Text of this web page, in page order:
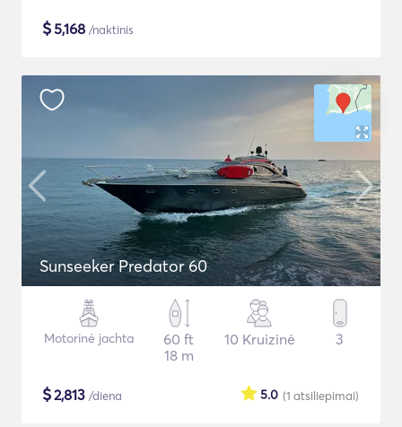
$5,168 /naktinis
Sunseeker Predator 60
Motorinė jachta
60 ft
18 m
10 Kruizinė 3
$2,813 /diena (1 atsiliepimai)
5.0